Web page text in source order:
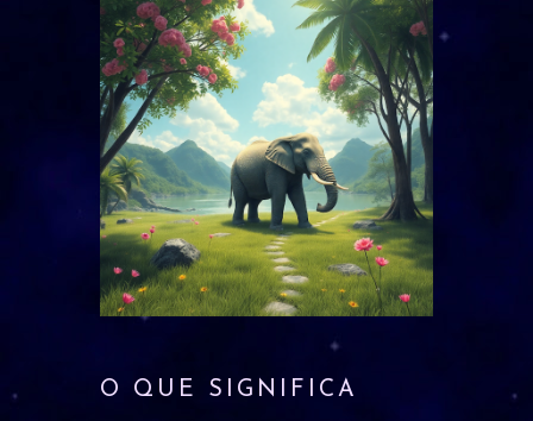
RUNAS DE BRUXA
GRIMÓRIO
O QUE SIGNIFICA